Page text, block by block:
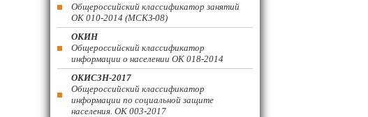
Общероссийский классификатор занятий
ОК 010-2014 (МСКЗ-08)
ОКИН
Общероссийский классификатор
информации о населении ОК 018-2014
ОКИСЗН-2017
Общероссийский классификатор
информации по социальной защите
населения. ОК 003-2017